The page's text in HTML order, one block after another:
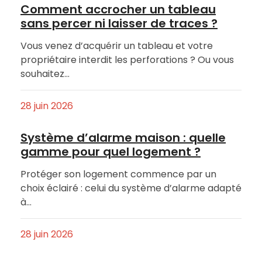
Comment accrocher un tableau
sans percer ni laisser de traces ?
Vous venez d’acquérir un tableau et votre
propriétaire interdit les perforations ? Ou vous
souhaitez…
28 juin 2026
Système d’alarme maison : quelle
gamme pour quel logement ?
Protéger son logement commence par un
choix éclairé : celui du système d’alarme adapté
à…
28 juin 2026